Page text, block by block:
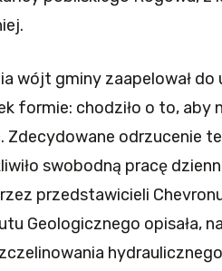
wójt gminy zaapelował
formie: chodziło o to, aby
Zdecydowane odrzucenie
swobodną pracę
przedstawicieli
Geologicznego opisała,